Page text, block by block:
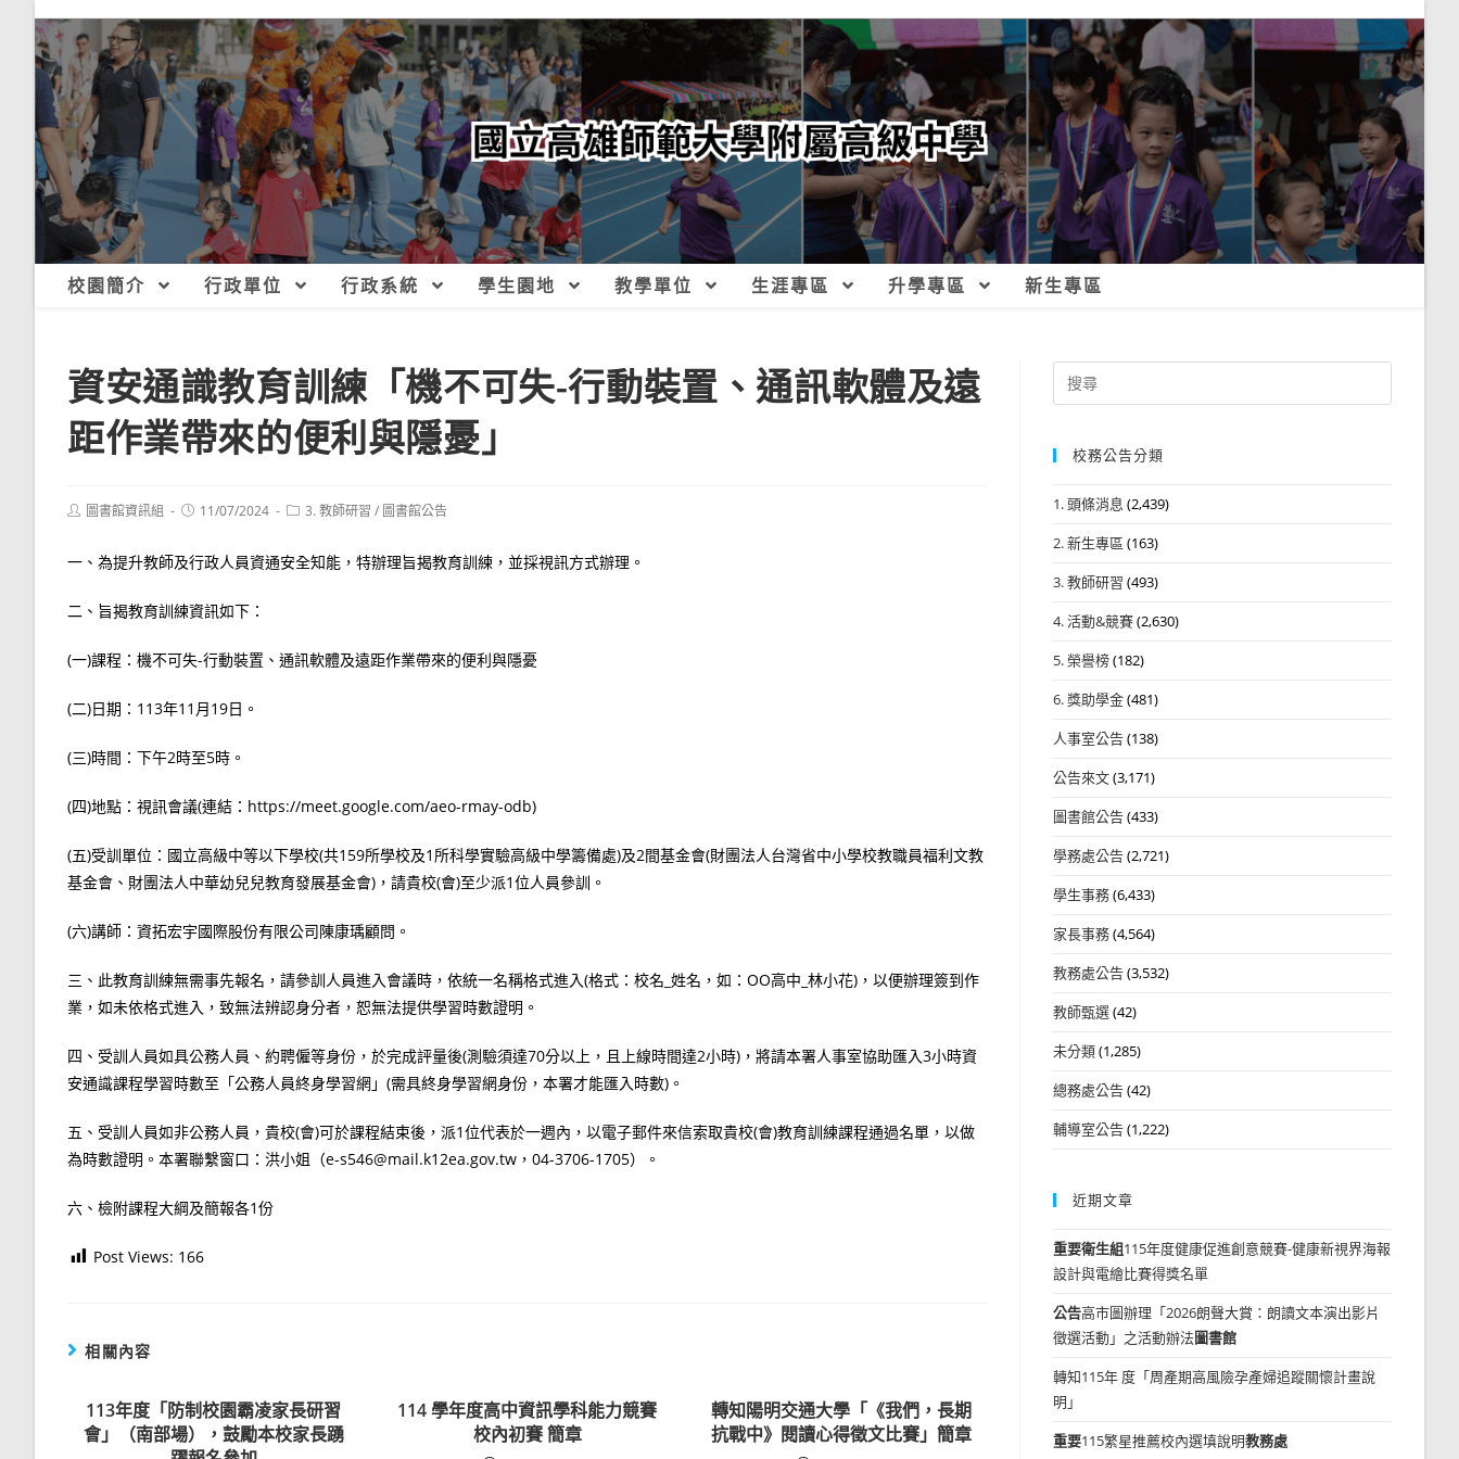
校園簡介 行政單位 行政系統 學生園地 教學單位 生涯專區 升學專區 新生專區
資安通識教育訓練「機不可失-行動裝置、通訊軟體及遠
距作業帶來的便利與隱憂」
Post圖書館資訊組
Post11/07/2024
Post3. 教師研習 / 圖書館公告
一、為提升教師及行政人員資通安全知能，特辦理旨揭教育訓練，並採視訊方式辦理。
二、旨揭教育訓練資訊如下：
(一)課程：機不可失-行動裝置、通訊軟體及遠距作業帶來的便利與隱憂
(二)日期：113年11月19日。
(三)時間：下午2時至5時。
(四)地點：視訊會議(連結：https://meet.google.com/aeo-rmay-odb)
(五)受訓單位：國立高級中等以下學校(共159所學校及1所科學實驗高級中學籌備處)及2間基金會(財團法人台灣省中小學校教職員福利文教
基金會、財團法人中華幼兒兒教育發展基金會)，請貴校(會)至少派1位人員參訓。
(六)講師：資拓宏宇國際股份有限公司陳康瑀顧問。
三、此教育訓練無需事先報名，請參訓人員進入會議時，依統一名稱格式進入(格式：校名_姓名，如：OO高中_林小花)，以便辦理簽到作
業，如未依格式進入，致無法辨認身分者，恕無法提供學習時數證明。
四、受訓人員如具公務人員、約聘僱等身份，於完成評量後(測驗須達70分以上，且上線時間達2小時)，將請本署人事室協助匯入3小時資
安通識課程學習時數至「公務人員終身學習網」(需具終身學習網身份，本署才能匯入時數)。
五、受訓人員如非公務人員，貴校(會)可於課程結束後，派1位代表於一週內，以電子郵件來信索取貴校(會)教育訓練課程通過名單，以做
為時數證明。本署聯繫窗口：洪小姐（e-s546@mail.k12ea.gov.tw，04-3706-1705）。
六、檢附課程大綱及簡報各1份
Post Views: 166
相關內容
113年度「防制校園霸凌家長研習
會」（南部場），鼓勵本校家長踴
114 學年度高中資訊學科能力競賽
校內初賽 簡章
轉知陽明交通大學「《我們，長期
抗戰中》閱讀心得徵文比賽」簡章
Search
for:
校務公告分類
1. 頭條消息 (2,439)
2. 新生專區 (163)
3. 教師研習 (493)
4. 活動&競賽(2,630)
5. 榮譽榜(182)
6. 獎助學金(481)
人事室公告(138)
公告來文(3,171)
圖書館公告(433)
學務處公告(2,721)
學生事務(6,433)
家長事務(4,564)
教務處公告(3,532)
教師甄選(42)
未分類(1,285)
總務處公告(42)
輔導室公告(1,222)
近期文章
重要衛生組115年度健康促進創意競賽-健康新視界海報
設計與電繪比賽得獎名單
公告高市圖辦理「2026朗聲大賞：朗讀文本演出影片
徵選活動」之活動辦法圖書館
轉知115年 度「周產期高風險孕產婦追蹤關懷計畫說
明」
重要115繁星推薦校內選填說明教務處